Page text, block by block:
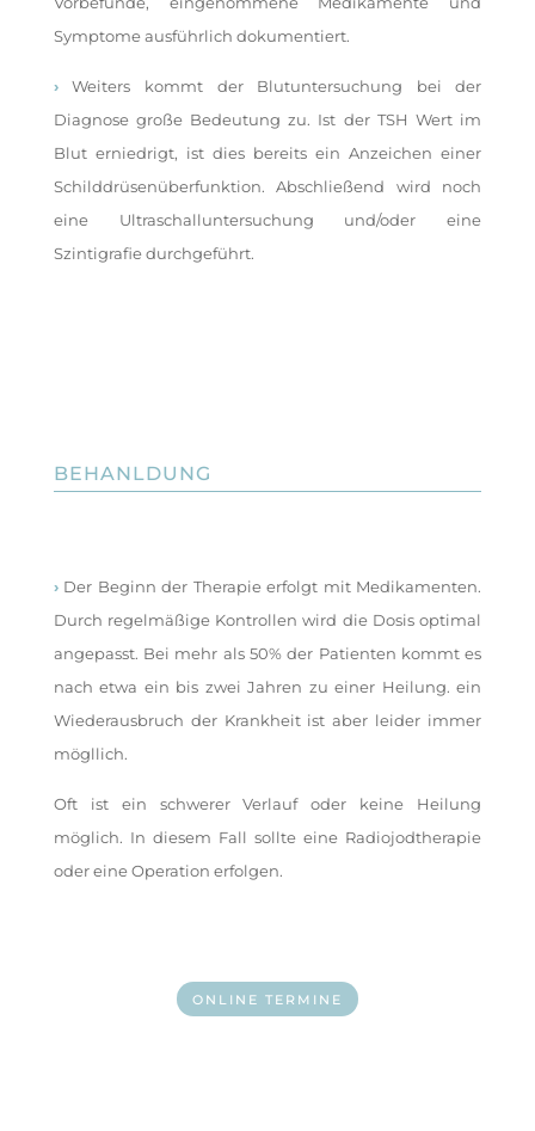
Symptome ausführlich dokumentiert.
›
Weiters kommt der Blutuntersuchung bei der
Diagnose große Bedeutung zu. Ist der TSH Wert im
Blut erniedrigt, ist dies bereits ein Anzeichen einer
Schilddrüsenüberfunktion. Abschließend wird noch
eine Ultraschalluntersuchung und/oder eine
Szintigrafie durchgeführt.
BEHANLDUNG
›Der Beginn der Therapie erfolgt mit Medikamenten.
Durch regelmäßige Kontrollen wird die Dosis optimal
angepasst. Bei mehr als 50% der Patienten kommt es
nach etwa ein bis zwei Jahren zu einer Heilung. ein
Wiederausbruch der Krankheit ist aber leider immer
mögllich.
Oft ist ein schwerer Verlauf oder keine Heilung
möglich. In diesem Fall sollte eine Radiojodtherapie
oder eine Operation erfolgen.
ONLINE TERMINE